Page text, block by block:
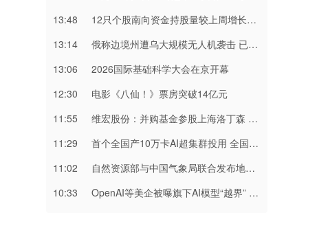
13:48
12只个股南向资金持股量较上周增长超15%
13:14
俄称边境州遭乌大规模无人机袭击 已致13人受伤
13:06
2026国际基础科学大会在京开幕
12:30
电影《八仙！》票房突破14亿元
11:55
维宏股份：并购基金参股上海洛丁森 将重点推进六维力传感器落地
11:29
首个全国产10万卡AI超集群投用 全国算力“一张网”加速成形
11:02
自然资源部与中国气象局联合发布地质灾害橙色预警
10:33
OpenAI等美企被曝旗下AI模型“越界” 安全风险引担忧